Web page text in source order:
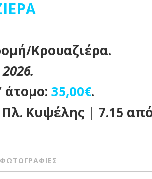
Κρουαζιέρα.
άτομο: 35,00€.
Κυψέλης | 7.15
ΦΩΤΟΓΡΑΦΙΕΣ